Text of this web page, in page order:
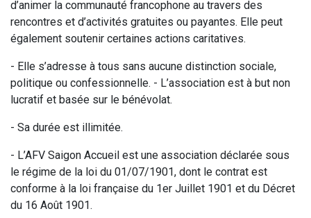
d’animer la communauté francophone au travers des
rencontres et d’activités gratuites ou payantes. Elle peut
également soutenir certaines actions caritatives.
- Elle s’adresse à tous sans aucune distinction sociale,
politique ou confessionnelle. - L’association est à but non
lucratif et basée sur le bénévolat.
- Sa durée est illimitée.
- L’AFV Saigon Accueil est une association déclarée sous
le régime de la loi du 01/07/1901, dont le contrat est
conforme à la loi française du 1er Juillet 1901 et du Décret
du 16 Août 1901.